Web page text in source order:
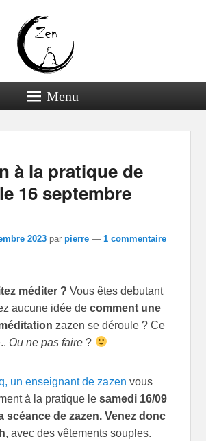
Menu
à la pratique de
16 septembre
2023 parpierre —1 commentaire
méditer ? Vous êtes debutant
aucune idée decomment une
zazen se déroule ? Ce
Ou ne pas faire?
un enseignant de zazen vous
à la pratique lesamedi 16/09
scéance de zazen. Venez donc
, avec des vêtements souples.